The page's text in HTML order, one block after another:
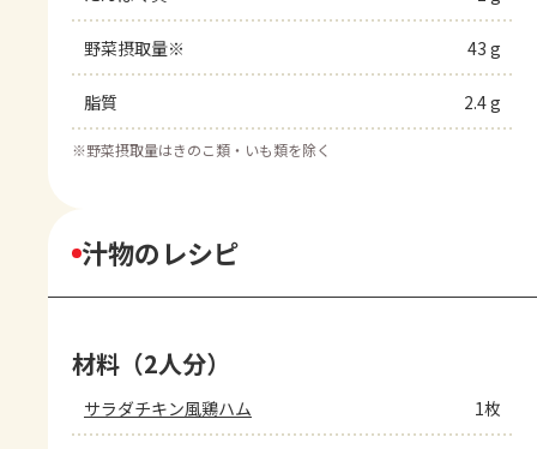
野菜摂取量※ 43 g
脂質 2.4 g
※野菜摂取量はきのこ類・いも類を除く
汁物のレシピ
材料（2人分）
サラダチキン風鶏ハム 1枚